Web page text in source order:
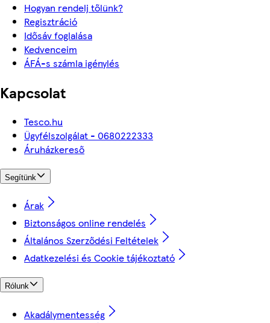
Hogyan rendelj tőlünk?
Regisztráció
Idősáv foglalása
Kedvenceim
ÁFÁ-s számla igénylés
Kapcsolat
Tesco.hu
Ügyfélszolgálat - 0680222333
Áruházkereső
Segítünk
Árak
Biztonságos online rendelés
Általános Szerződési Feltételek
Adatkezelési és Cookie tájékoztató
Rólunk
Akadálymentesség